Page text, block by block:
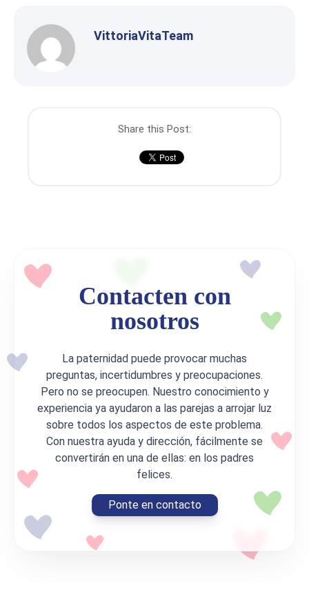
VittoriaVitaTeam
Share this Post:
Contacten con
nosotros
La paternidad puede provocar muchas
preguntas, incertidumbres y preocupaciones.
Pero no se preocupen. Nuestro conocimiento y
experiencia ya ayudaron a las parejas a arrojar luz
sobre todos los aspectos de este problema.
Con nuestra ayuda y dirección, fácilmente se
convertirán en una de ellas: en los padres
felices.
Ponte en contacto